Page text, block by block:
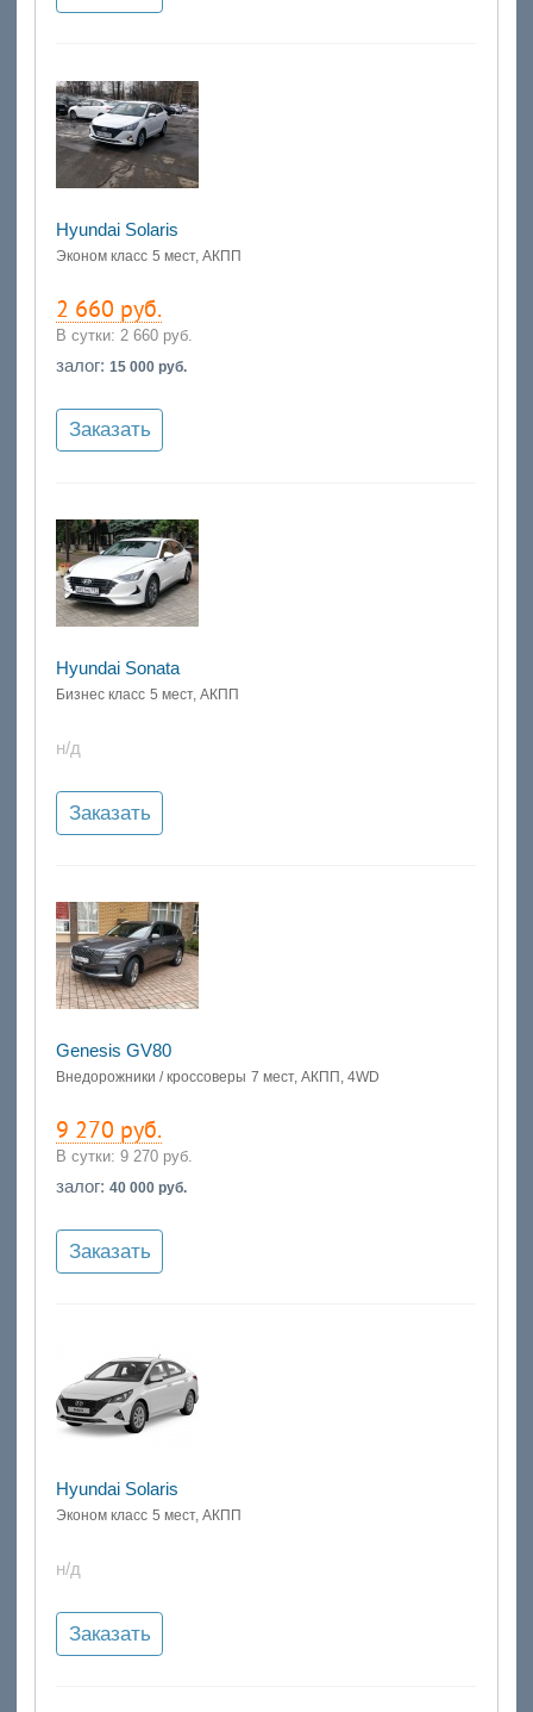
Hyundai Solaris
Эконом класс 5 мест, АКПП
2 660 руб.
В сутки: 2 660 руб.
залог:15 000 руб.
Заказать
Hyundai Sonata
Бизнес класс 5 мест, АКПП
н/д
Заказать
Genesis GV80
Внедорожники / кроссоверы 7 мест, АКПП, 4WD
9 270 руб.
В сутки:9 270 руб.
залог:40 000 руб.
Заказать
Hyundai Solaris
Эконом класс 5 мест, АКПП
н/д
Заказать